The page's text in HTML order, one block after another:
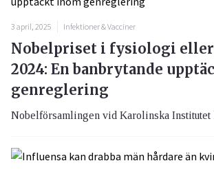
3 april, 2025 Infektioner & Vacciner
Nobelpriset i fysiologi
2024: En banbrytande
genreglering
Nobelförsamlingen vid Karolinska Institutet